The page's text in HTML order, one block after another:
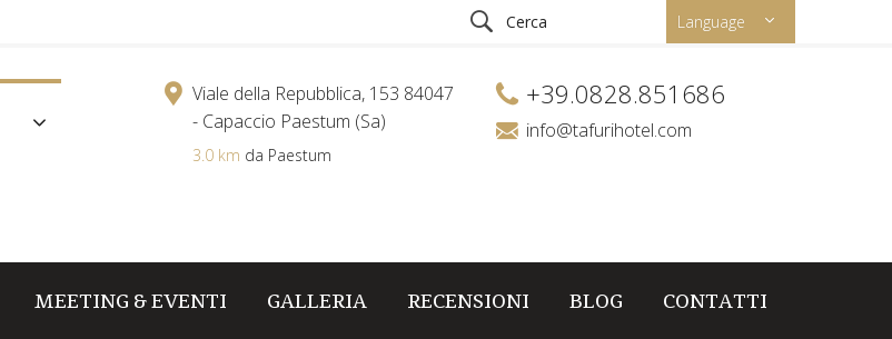
Language
Viale della Repubblica, 153 84047
- Capaccio Paestum (Sa)
3.0 km da Paestum
+39.0828.851686
info@tafurihotel.com
MEETING & EVENTI GALLERIA RECENSIONI BLOG
CONTATTI